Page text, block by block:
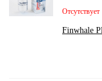
Отсутствует
Finwhale